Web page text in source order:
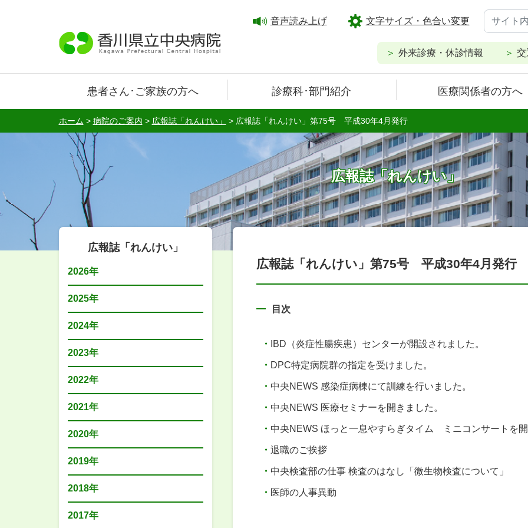
音声読み上げ 文字サイズ・色合い変更
外来診療・休診情報 交
患者さん･ご家族の方へ 診療科･部門紹介 医療関係者の方へ
ホーム > 病院のご案内 > 広報誌「れんけい」 > 広報誌「れんけい」第75号 平成30年4月発行
広報誌「れんけい」
広報誌「れんけい」第75号 平成30年4月発行
目次
IBD（炎症性腸疾患）センターが開設されました。
DPC特定病院群の指定を受けました。
中央NEWS 感染症病棟にて訓練を行いました。
中央NEWS 医療セミナーを開きました。
中央NEWS ほっと一息やすらぎタイム ミニコンサートを開
退職のご挨拶
中央検査部の仕事 検査のはなし「微生物検査について」
医師の人事異動
広報誌「れんけい」
2026年
2025年
2024年
2023年
2022年
2021年
2020年
2019年
2018年
2017年